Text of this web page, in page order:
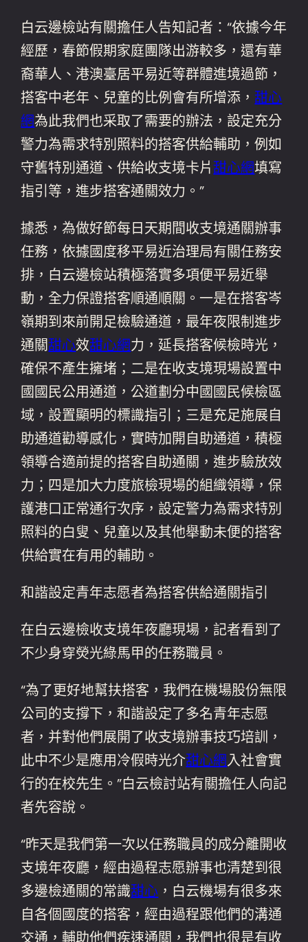
白云邊檢站有關擔任人告知記者：“依據今年
經歷，春節假期家庭團隊出游較多，還有華
裔華人、港澳臺居平易近等群體進境過節，
搭客中老年、兒童的比例會有所增添，甜心
網為此我們也采取了需要的辦法，設定充分
警力為需求特別照料的搭客供給輔助，例如
守舊特別通道、供給收支境卡片甜心網填寫
指引等，進步搭客通關效力。”
據悉，為做好節每日天期間收支境通關辦事
任務，依據國度移平易近治理局有關任務安
排，白云邊檢站積極落實多項便平易近舉
動，全力保證搭客順通順關。一是在搭客岑
嶺期到來前開足檢驗通道，最年夜限制進步
通關甜心效甜心網力，延長搭客候檢時光，
確保不產生擁堵；二是在收支境現場設置中
國國民公用通道，公道劃分中國國民候檢區
域，設置顯明的標識指引；三是充足施展自
助通道勸導感化，實時加開自助通道，積極
領導合適前提的搭客自助通關，進步驗放效
力；四是加大力度旅檢現場的組織領導，保
護港口正常通行次序，設定警力為需求特別
照料的白叟、兒童以及其他舉動未便的搭客
供給實在有用的輔助。
和諧設定青年志愿者為搭客供給通關指引
在白云邊檢收支境年夜廳現場，記者看到了
不少身穿熒光綠馬甲的任務職員。
“為了更好地幫扶搭客，我們在機場股份無限
公司的支撐下，和諧設定了多名青年志愿
者，并對他們展開了收支境辦事技巧培訓，
此中不少是應用冷假時光介甜心網入社會實
行的在校先生。”白云檢討站有關擔任人向記
者先容說。
“昨天是我們第一次以任務職員的成分離開收
支境年夜廳，經由過程志愿辦事也清楚到很
多邊檢通關的常識甜心 ，白云機場有很多來
自各個國度的搭客，經由過程跟他們的溝通
交通，輔助他們疾速通關，我們也很是有收